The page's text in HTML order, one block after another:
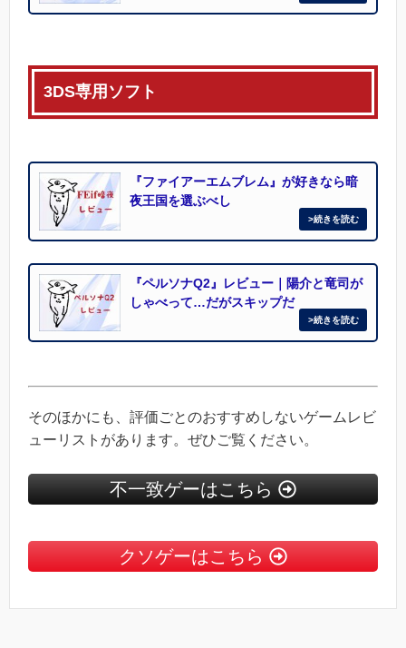
3DS専用ソフト
『ファイアーエムブレム』が好きなら暗
夜王国を選ぶべし
『ペルソナQ2』レビュー｜陽介と竜司が
しゃべって…だがスキップだ
そのほかにも、評価ごとのおすすめしないゲームレビ
ューリストがあります。ぜひご覧ください。
不一致ゲーはこちら
クソゲーはこちら